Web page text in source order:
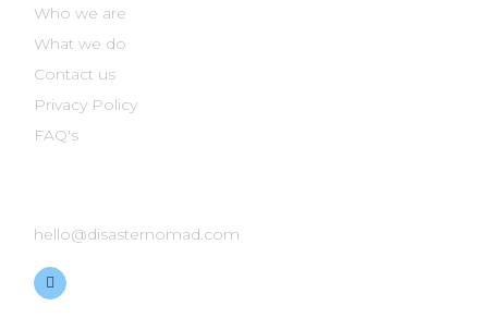
Who we are
What we do
Contact us
Privacy Policy
FAQ's
hello@disasternomad.com